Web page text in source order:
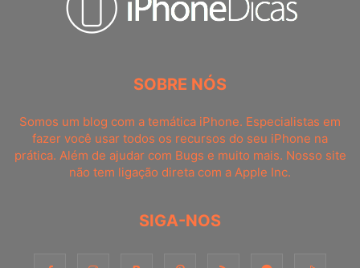
SOBRE NÓS
Somos um blog com a temática iPhone. Especialistas em
fazer você usar todos os recursos do seu iPhone na
prática. Além de ajudar com Bugs e muito mais. Nosso site
não tem ligação direta com a Apple Inc.
SIGA-NOS